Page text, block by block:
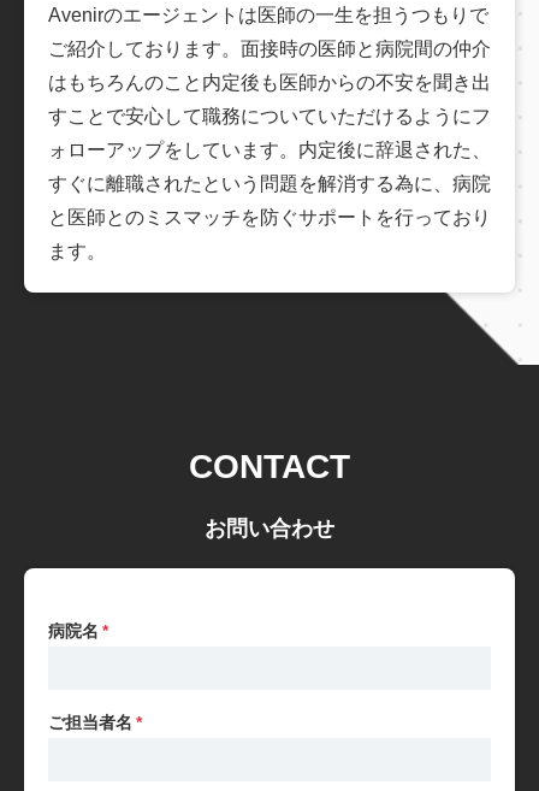
Avenirのエージェントは医師の一生を担うつもりで
ご紹介しております。面接時の医師と病院間の仲介
はもちろんのこと内定後も医師からの不安を聞き出
すことで安心して職務についていただけるようにフ
ォローアップをしています。内定後に辞退された、
すぐに離職されたという問題を解消する為に、病院
と医師とのミスマッチを防ぐサポートを行っており
ます。
CONTACT
お問い合わせ
病院名 *
ご担当者名 *